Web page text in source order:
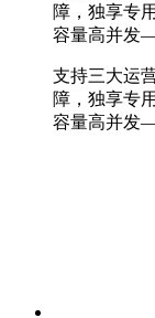
障，独享专
容量高并发
支持三大运
障，独享专
容量高并发